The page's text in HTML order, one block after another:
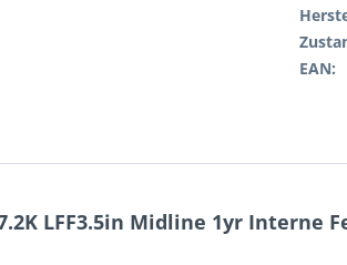
EAN:
LFF3.5in Midline 1yr Interne